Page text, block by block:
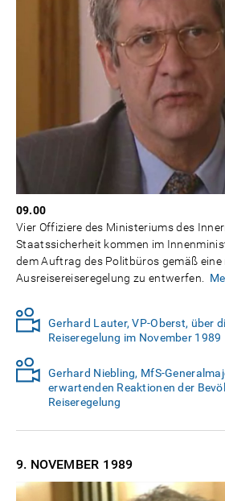
09.00
Vier Offiziere des Ministeriums des
Staatssicherheit kommen im
dem Auftrag des Politbüros gemäß eine
Ausreisereiseregelung zu entwerfen.
Gerhard Lauter, VP-Oberst, über
Reiseregelung im November 1989
Gerhard Niebling, MfS-
erwartenden Reaktionen der
Reiseregelung
9. NOVEMBER 1989